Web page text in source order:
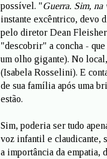
possível. "Guerra. Sim, na
instante excêntrico, devo
pelo diretor Dean Fleisher
"descobrir" a concha -
um olho gigante). No
(Isabela Rosselini). E
de sua família após uma
estão.
Sim, poderia ser tudo
voz infantil e claudicante,
a importância da empatia,